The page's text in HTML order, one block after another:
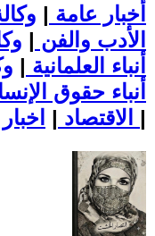
أخبار عامة |
الأدب والفن |
أنباء العلمانية |
أنباء حقوق
الاقتصاد | |